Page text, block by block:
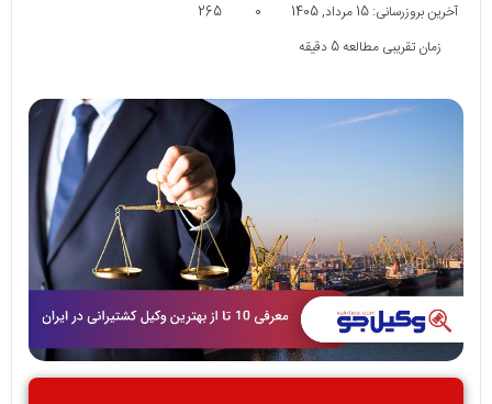
آخرین بروزرسانی: 15 مرداد, 1405
0
265
زمان تقریبی مطالعه 5 دقیقه